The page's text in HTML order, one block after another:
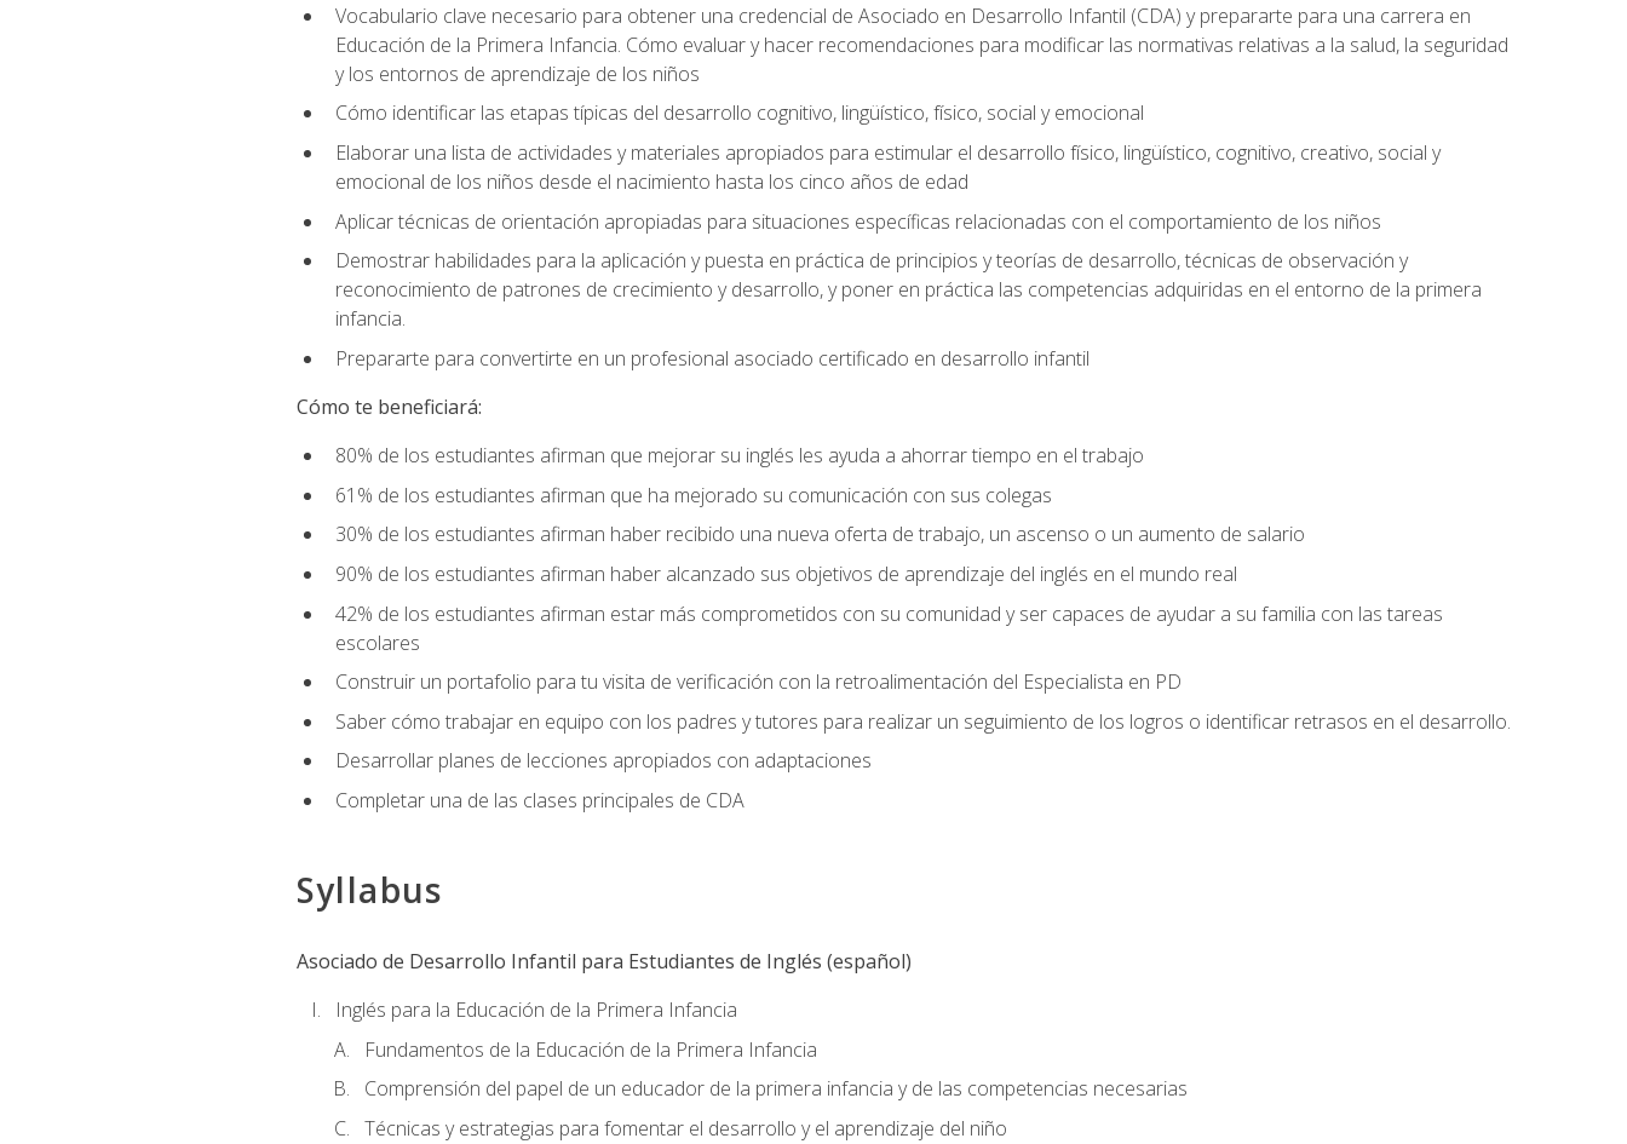
Vocabulario clave necesario para obtener una credencial de Asociado en Desarrollo Infantil (CDA) y prepararte para una carrera en
Educación de la Primera Infancia. Cómo evaluar y hacer recomendaciones para modificar las normativas relativas a la salud, la seguridad
y los entornos de aprendizaje de los niños
Cómo identificar las etapas típicas del desarrollo cognitivo, lingüístico, físico, social y emocional
Elaborar una lista de actividades y materiales apropiados para estimular el desarrollo físico, lingüístico, cognitivo, creativo, social y
emocional de los niños desde el nacimiento hasta los cinco años de edad
Aplicar técnicas de orientación apropiadas para situaciones específicas relacionadas con el comportamiento de los niños
Demostrar habilidades para la aplicación y puesta en práctica de principios y teorías de desarrollo, técnicas de observación y
reconocimiento de patrones de crecimiento y desarrollo, y poner en práctica las competencias adquiridas en el entorno de la primera
infancia.
Prepararte para convertirte en un profesional asociado certificado en desarrollo infantil
Cómo te beneficiará:
80% de los estudiantes afirman que mejorar su inglés les ayuda a ahorrar tiempo en el trabajo
61% de los estudiantes afirman que ha mejorado su comunicación con sus colegas
30% de los estudiantes afirman haber recibido una nueva oferta de trabajo, un ascenso o un aumento de salario
90% de los estudiantes afirman haber alcanzado sus objetivos de aprendizaje del inglés en el mundo real
42% de los estudiantes afirman estar más comprometidos con su comunidad y ser capaces de ayudar a su familia con las tareas
escolares
Construir un portafolio para tu visita de verificación con la retroalimentación del Especialista en PD
Saber cómo trabajar en equipo con los padres y tutores para realizar un seguimiento de los logros o identificar retrasos en el desarrollo.
Desarrollar planes de lecciones apropiados con adaptaciones
Completar una de las clases principales de CDA
Syllabus
Asociado de Desarrollo Infantil para Estudiantes de Inglés (español)
Inglés para la Educación de la Primera Infancia
Fundamentos de la Educación de la Primera Infancia
Comprensión del papel de un educador de la primera infancia y de las competencias necesarias
Técnicas y estrategias para fomentar el desarrollo y el aprendizaje del niño